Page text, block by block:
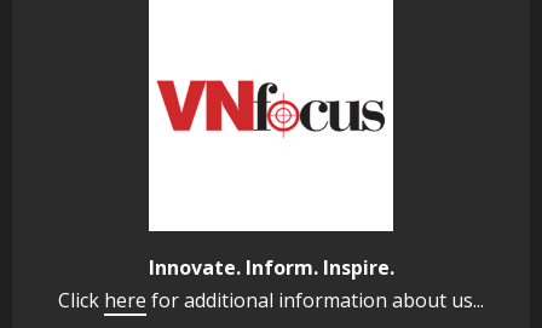
Innovate. Inform. Inspire.
Click here for additional information about us...